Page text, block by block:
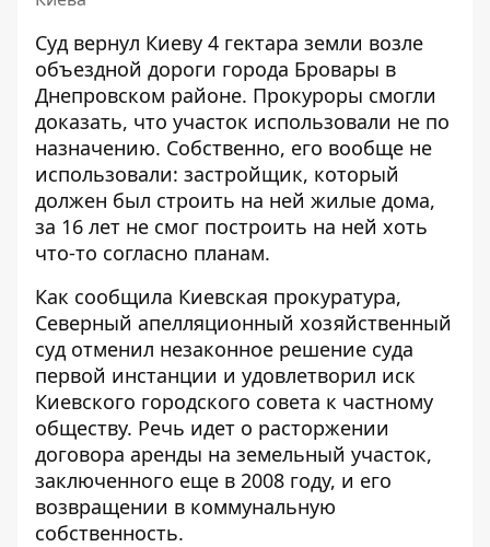
Суд вернул Киеву 4 гектара земли возле
объездной дороги города Бровары в
Днепровском районе. Прокуроры смогли
доказать, что участок использовали не по
назначению. Собственно, его вообще не
использовали: застройщик, который
должен был строить на ней жилые дома,
за 16 лет не смог построить на ней хоть
что-то согласно планам.
Как сообщила Киевская прокуратура,
Северный апелляционный хозяйственный
суд отменил незаконное решение суда
первой инстанции и удовлетворил иск
Киевского городского совета к частному
обществу. Речь идет о расторжении
договора аренды на земельный участок,
заключенного еще в 2008 году, и его
возвращении в коммунальную
собственность.